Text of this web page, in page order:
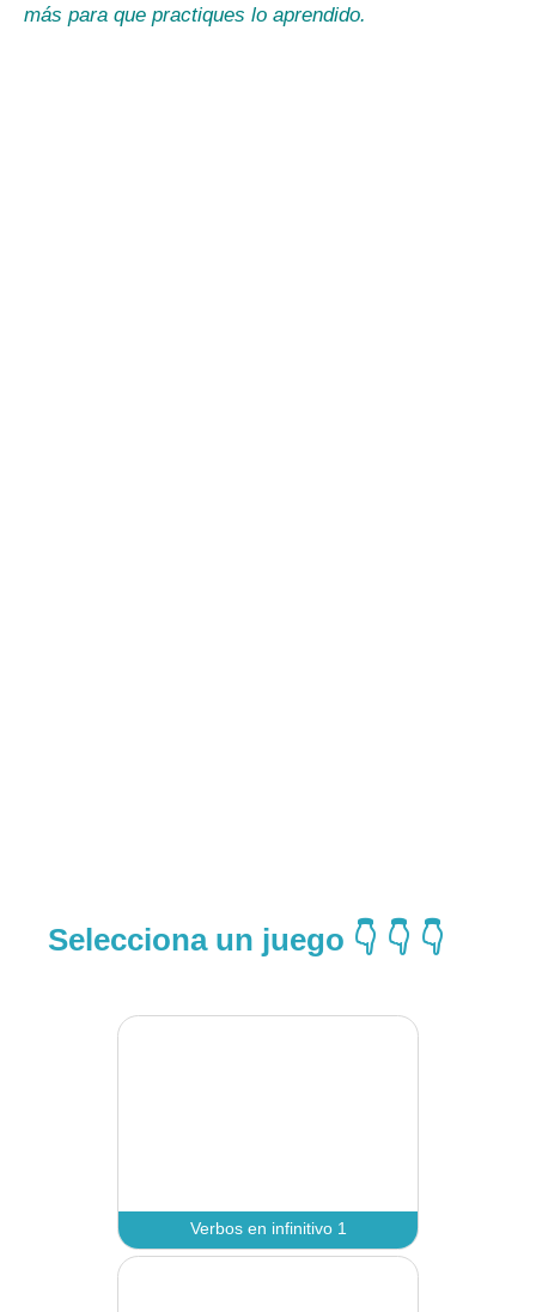
más para que practiques lo aprendido.
Selecciona un juego 👇 👇 👇